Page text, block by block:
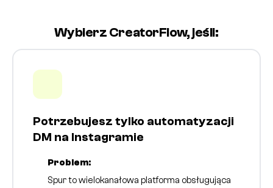
Wybierz CreatorFlow, jeśli:
Potrzebujesz tylko automatyzacji
DM na Instagramie
Problem:
Spur to wielokanałowa platforma obsługująca